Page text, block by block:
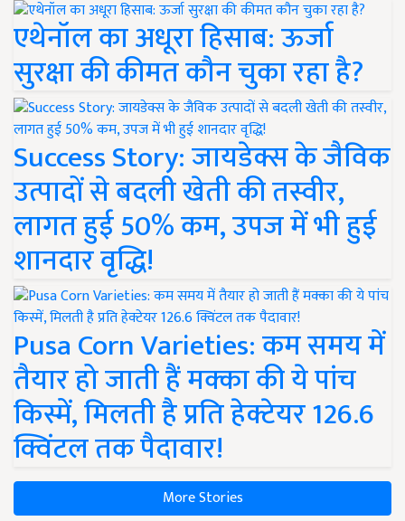
एथेनॉल का अधूरा हिसाब: ऊर्जा
सुरक्षा की कीमत कौन चुका रहा है?
Success Story: जायडेक्स के जैविक
उत्पादों से बदली खेती की तस्वीर,
लागत हुई 50% कम, उपज में भी हुई
शानदार वृद्धि!
Pusa Corn Varieties: कम समय में
तैयार हो जाती हैं मक्का की ये पांच
किस्में, मिलती है प्रति हेक्टेयर 126.6
क्विंटल तक पैदावार!
More Stories